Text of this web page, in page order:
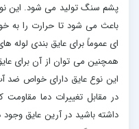
پشم سنگ تولید می شود. این
باعث می شود تا حرارت را به
ای عموماً برای عایق بندی
همچنین می توان از آن برای
این نوع عایق دارای خواص
در مقابل تغییرات دما مقاومت
داشته باشید در آرین عایق